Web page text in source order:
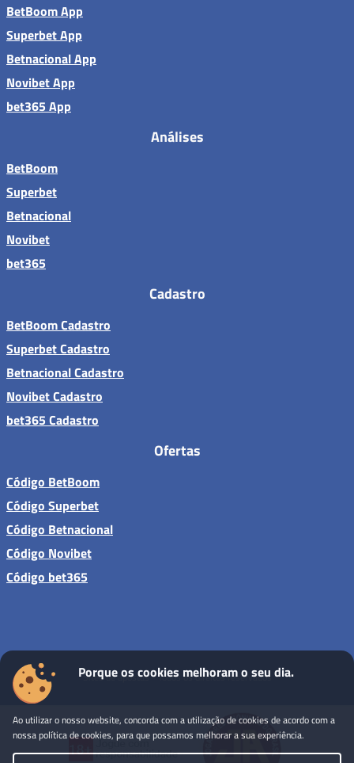
BetBoom App
Superbet App
Betnacional App
Novibet App
bet365 App
Análises
BetBoom
Superbet
Betnacional
Novibet
bet365
Cadastro
BetBoom Cadastro
Superbet Cadastro
Betnacional Cadastro
Novibet Cadastro
bet365 Cadastro
Ofertas
Código BetBoom
Código Superbet
Código Betnacional
Código Novibet
Código bet365
Sites de apostas - Todos os direitos reservados
Porque os cookies melhoram o seu dia.
Ao utilizar o nosso website, concorda com a utilização de cookies de acordo com a
nossa política de cookies, para que possamos melhorar a sua experiência.